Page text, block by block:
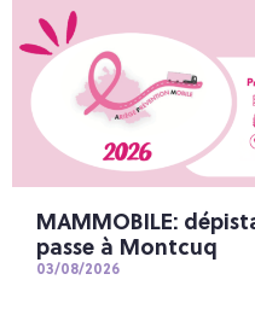
MAMMOBILE:
passe à Montcuq
03/08/2026